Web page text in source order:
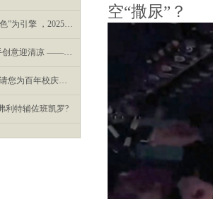
以“三星堆IP+本土特色”为引擎 ，2025首届德阳堆堆消费节将开展100场次活动
知识护体防酷暑 巧手创意迎清凉 ——合肥光明社区防暑科普创意手工主题活动 _大皖新闻 | 安徽网
@九中校友，母校邀请您为百年校庆送祝福点赞
利特辅佐班凯罗?
空“撒尿”？